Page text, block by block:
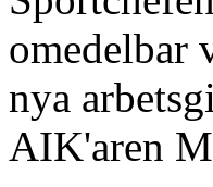
omedelbar
nya
AIK'aren